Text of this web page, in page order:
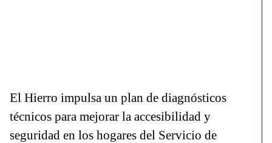
El Hierro impulsa un plan de diagnósticos
técnicos para mejorar la accesibilidad y
seguridad en los hogares del Servicio de